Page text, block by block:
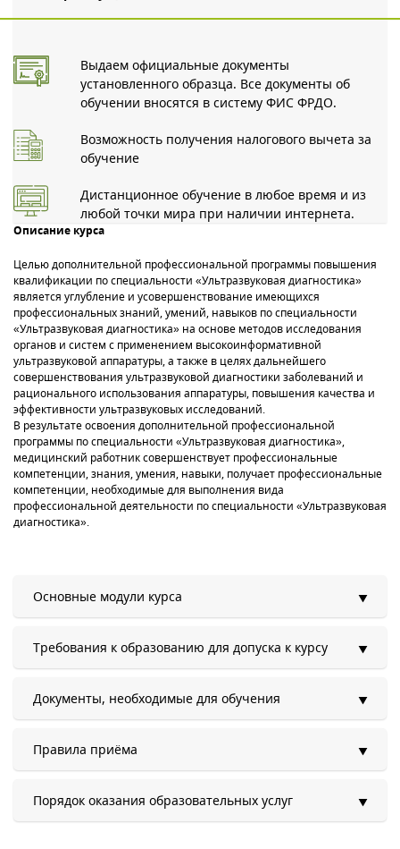
Выдаем официальные документы
установленного образца. Все документы об
обучении вносятся в систему ФИС ФРДО.
Возможность получения налогового вычета за
обучение
Дистанционное обучение в любое время и из
любой точки мира при наличии интернета.
Описание курса
Целью дополнительной профессиональной программы повышения
квалификации по специальности «Ультразвуковая диагностика»
является углубление и усовершенствование имеющихся
профессиональных знаний, умений, навыков по специальности
«Ультразвуковая диагностика» на основе методов исследования
органов и систем с применением высокоинформативной
ультразвуковой аппаратуры, а также в целях дальнейшего
совершенствования ультразвуковой диагностики заболеваний и
рационального использования аппаратуры, повышения качества и
эффективности ультразвуковых исследований.
В результате освоения дополнительной профессиональной
программы по специальности «Ультразвуковая диагностика»,
медицинский работник совершенствует профессиональные
компетенции, знания, умения, навыки, получает профессиональные
компетенции, необходимые для выполнения вида
профессиональной деятельности по специальности «Ультразвуковая
диагностика».
Основные модули курса
Требования к образованию для допуска к курсу
Документы, необходимые для обучения
Правила приёма
Порядок оказания образовательных услуг